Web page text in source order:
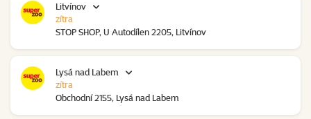
Litvínov
STOP SHOP, U Autodílen 2205, Litvínov
zítra
Lysá nad Labem
Obchodní 2155, Lysá nad Labem
zítra